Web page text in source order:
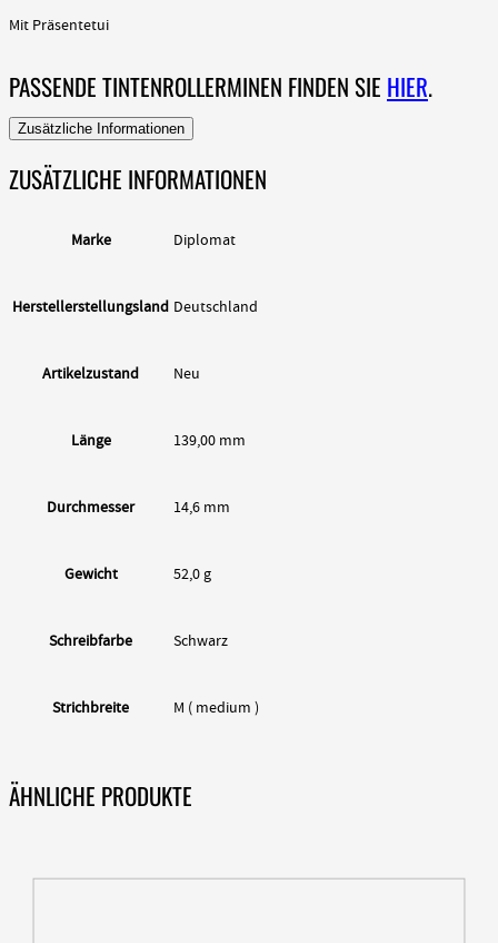
Mit Präsentetui
PASSENDE TINTENROLLERMINEN FINDEN SIE HIER.
Zusätzliche Informationen
ZUSÄTZLICHE INFORMATIONEN
Marke Diplomat
Herstellerstellungsland Deutschland
Artikelzustand Neu
Länge 139,00 mm
Durchmesser 14,6 mm
Gewicht 52,0 g
Schreibfarbe Schwarz
Strichbreite M ( medium )
ÄHNLICHE PRODUKTE